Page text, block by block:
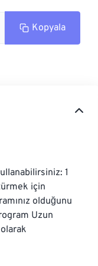
Kopyala
1
için
olduğunu
Uzun